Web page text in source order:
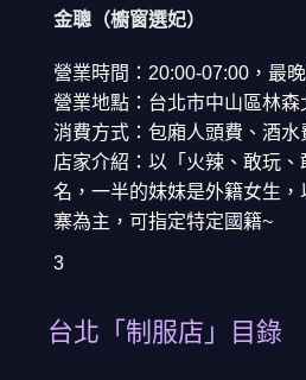
金聰（櫥窗選妃）
營業時間：20:00-07:00，最
營業地點：台北市中山區林
消費方式：包廂人頭費、酒水
店家介紹：以「火辣、敢玩
名，一半的妹妹是外籍女生
寨為主，可指定特定國籍~
3
台北「制服店」目錄